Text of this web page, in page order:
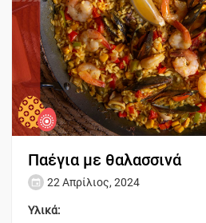
Παέγια με θαλασσινά
22 Απρίλιος, 2024
Υλικά: